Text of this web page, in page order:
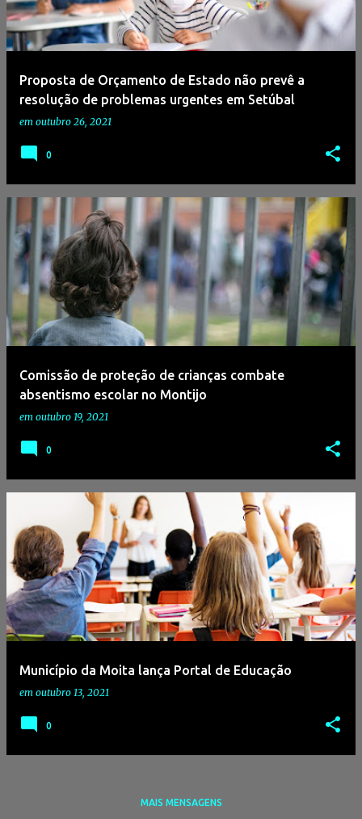
Proposta de Orçamento de Estado não prevê a
resolução de problemas urgentes em Setúbal
em outubro 26, 2021
0
Comissão de proteção de crianças combate
absentismo escolar no Montijo
em outubro 19, 2021
0
Município da Moita lança Portal de Educação
em outubro 13, 2021
0
MAIS MENSAGENS